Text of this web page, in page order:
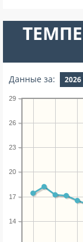
Данные за:
14
17
20
23
26
29